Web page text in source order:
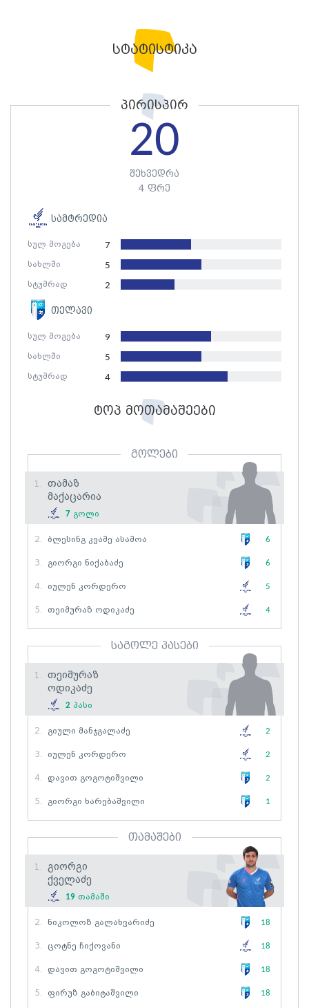
სტატისტიკა
პირისპირ
სამტრედია
სულ მოგება 7
სახლში 5
სტუმრად 2
თელავი
სულ მოგება 9
სახლში 5
სტუმრად 4
20
შეხვედრა
4 ფრე
ტოპ მოთამაშეები
გოლები
1.
Თამაზ
Მაქაცარია
7 გოლი
2. Ბლესინგ Კვამე Ასამოა 6
3. Გიორგი Ნიქაბაძე 6
4. Იულენ Კორდერო 5
5. Თეიმურაზ Ოდიკაძე 4
საგოლე პასები
1.
Თეიმურაზ
Ოდიკაძე
2 პასი
2. Გიული Მანჯგალაძე 2
3. Იულენ Კორდერო 2
4. Დავით Გოგოტიშვილი 2
5. Გიორგი Ხარებაშვილი 1
თამაშები
1.
Გიორგი
Ქველაძე
19 თამაში
2. Ნიკოლოზ Გალახვარიძე 18
3. Ცოტნე Ჩიქოვანი 18
4. Დავით Გოგოტიშვილი 18
5. Ფირუზ Გაბიტაშვილი 18